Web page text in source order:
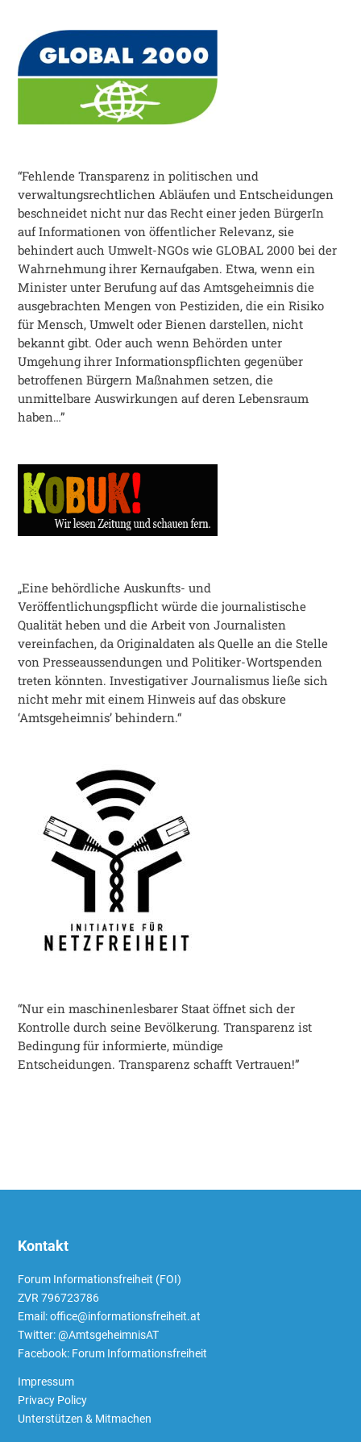
“Fehlende Transparenz in politischen und
verwaltungsrechtlichen Abläufen und Entscheidungen
beschneidet nicht nur das Recht einer jeden BürgerIn
auf Informationen von öffentlicher Relevanz, sie
behindert auch Umwelt-NGOs wie GLOBAL 2000 bei der
Wahrnehmung ihrer Kernaufgaben. Etwa, wenn ein
Minister unter Berufung auf das Amtsgeheimnis die
ausgebrachten Mengen von Pestiziden, die ein Risiko
für Mensch, Umwelt oder Bienen darstellen, nicht
bekannt gibt. Oder auch wenn Behörden unter
Umgehung ihrer Informationspflichten gegenüber
betroffenen Bürgern Maßnahmen setzen, die
unmittelbare Auswirkungen auf deren Lebensraum
haben…”
„Eine behördliche Auskunfts- und
Veröffentlichungspflicht würde die journalistische
Qualität heben und die Arbeit von Journalisten
vereinfachen, da Originaldaten als Quelle an die Stelle
von Presseaussendungen und Politiker-Wortspenden
treten könnten. Investigativer Journalismus ließe sich
nicht mehr mit einem Hinweis auf das obskure
‘Amtsgeheimnis’ behindern.“
“Nur ein maschinenlesbarer Staat öffnet sich der
Kontrolle durch seine Bevölkerung. Transparenz ist
Bedingung für informierte, mündige
Entscheidungen. Transparenz schafft Vertrauen!”
Kontakt
Forum Informationsfreiheit (FOI)
ZVR 796723786
Email: office@informationsfreiheit.at
Twitter:@AmtsgeheimnisAT
Facebook: Forum Informationsfreiheit
Impressum
Privacy Policy
Unterstützen & Mitmachen